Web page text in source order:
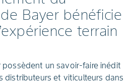
Bayer bénéficie
terrain
possèdent un savoir-faire inédit
distributeurs et viticulteurs dans